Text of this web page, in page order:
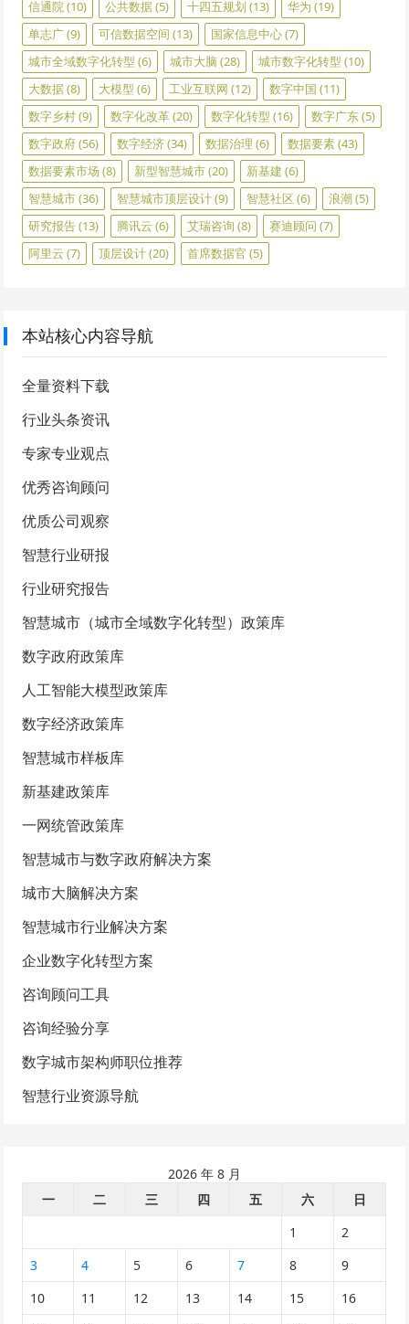
信通院(10) 公共数据(5) 十四五规划 (13) 华为 (19)
单志广(9) 可信数据空间 (13) 国家信息中心(7)
城市全域数字化转型 (6) 城市大脑 (28) 城市数字化转型 (10)
大数据(8) 大模型 (6) 工业互联网 (12) 数字中国 (11)
数字乡村(9) 数字化改革(20) 数字化转型 (16) 数字广东(5)
数字政府(56) 数字经济(34) 数据治理 (6) 数据要素(43)
数据要素市场 (8) 新型智慧城市(20) 新基建 (6)
智慧城市(36) 智慧城市顶层设计(9) 智慧社区 (6) 浪潮(5)
研究报告(13) 腾讯云 (6) 艾瑞咨询 (8) 赛迪顾问 (7)
阿里云 (7) 顶层设计(20) 首席数据官 (5)
本站核心内容导航
全量资料下载
行业头条资讯
专家专业观点
优秀咨询顾问
优质公司观察
智慧行业研报
行业研究报告
智慧城市（城市全域数字化转型）政策库
数字政府政策库
人工智能大模型政策库
数字经济政策库
智慧城市样板库
新基建政策库
一网统管政策库
智慧城市与数字政府解决方案
城市大脑解决方案
智慧城市行业解决方案
企业数字化转型方案
咨询顾问工具
咨询经验分享
数字城市架构师职位推荐
智慧行业资源导航
2026 年 8 月
一
二 三 四 五 六
日
1
2
3
4 5 6 7 8
9
10
11 12 13 14 15
16